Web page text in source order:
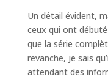
Un détail évident,
ceux qui ont
que la série
revanche, je sais
attendant des